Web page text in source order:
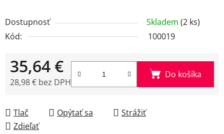
Dostupnosť Skladem (2 ks)
Kód:
100019
35,64 €
28,98 € bez DPH
Do košíka
Tlač Opýtať sa
Strážiť
Zdieľať